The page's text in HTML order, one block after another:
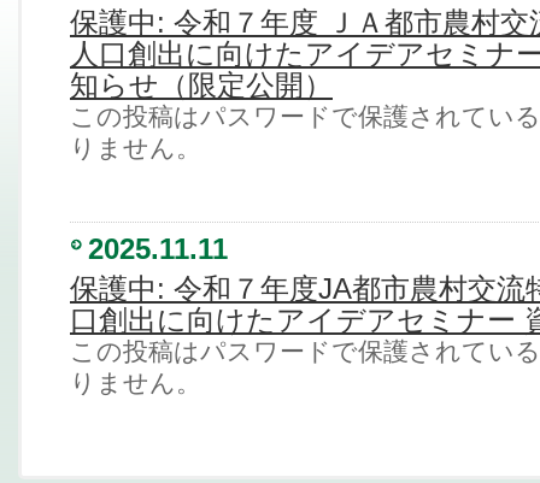
保護中: 令和７年度 ＪＡ都市農村交
人口創出に向けたアイデアセミナ
知らせ（限定公開）
この投稿はパスワードで保護されてい
りません。
2025.11.11
保護中: 令和７年度JA都市農村交流
口創出に向けたアイデアセミナー
この投稿はパスワードで保護されてい
りません。